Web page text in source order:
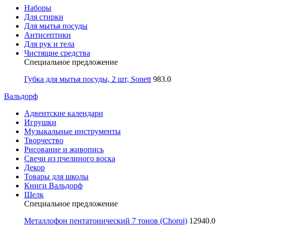
Наборы
Для стирки
Для мытья посуды
Антисептики
Для рук и тела
Чистящие средства
Специальное предложение
Губка для мытья посуды, 2 шт, Sonett 983.0
Вальдорф
Адвентские календари
Игрушки
Музыкальные инструменты
Творчество
Рисование и живопись
Свечи из пчелиного воска
Декор
Товары для школы
Книги Вальдорф
Шелк
Специальное предложение
Металлофон пентатонический 7 тонов (Choroi) 12940.0